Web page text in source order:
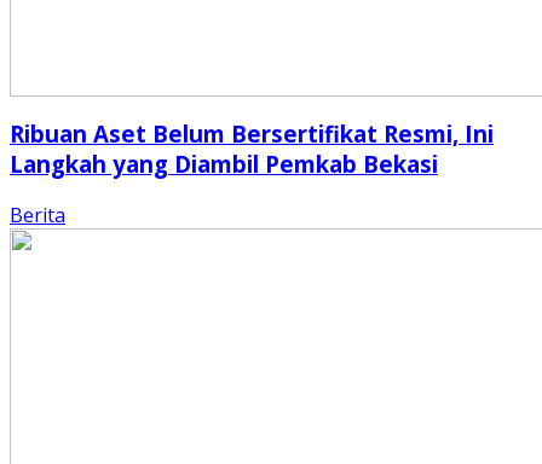
Ribuan Aset Belum Bersertifikat Resmi, Ini
Langkah yang Diambil Pemkab Bekasi
Berita